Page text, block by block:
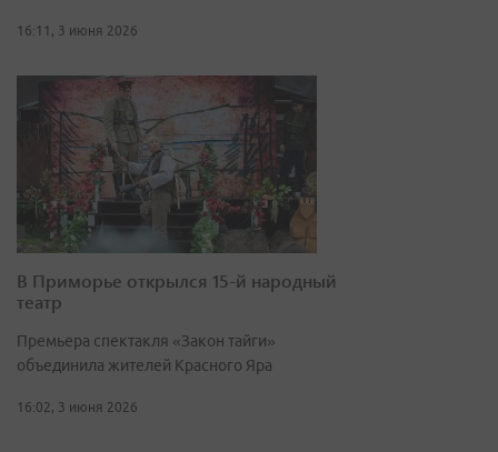
16:11, 3 июня 2026
В Приморье открылся 15-й народный
театр
Премьера спектакля «Закон тайги»
объединила жителей Красного Яра
16:02, 3 июня 2026